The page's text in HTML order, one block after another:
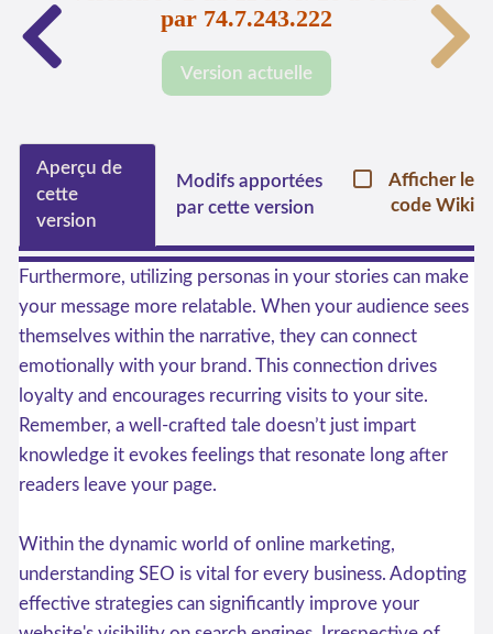
par 74.7.243.222
Version actuelle
Aperçu de
cette
version
Modifs apportées
par cette version
Afficher le
code Wiki